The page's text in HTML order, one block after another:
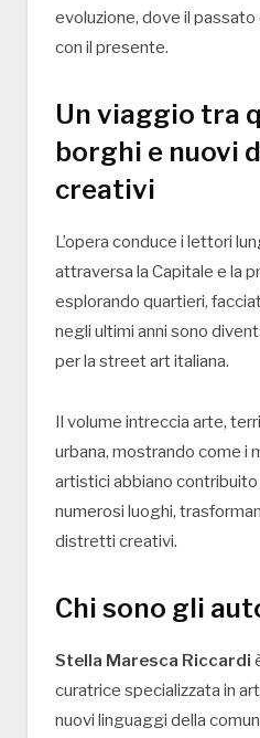
evoluzione, dove il
con il presente.
Un viaggio tra
borghi e nuovi
creativi
L’opera conduce i lettori
attraversa la Capitale e la
esplorando quartieri,
negli ultimi anni sono
per la street art italiana.
Il volume intreccia arte,
urbana, mostrando come i
artistici abbiano contribuito
numerosi luoghi,
distretti creativi.
Chi sono gli
Stella Maresca Riccardi
curatrice specializzata in
nuovi linguaggi della